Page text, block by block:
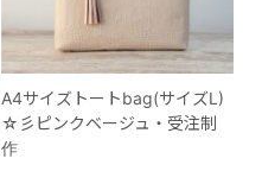
A4サイズトートbag(サイズL)
☆彡ピンクベージュ・受注制
作